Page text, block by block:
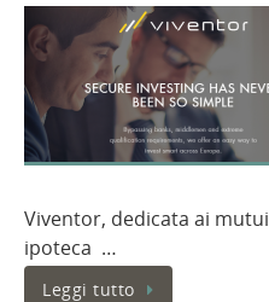
Viventor, dedicata ai
ipoteca …
Leggi tutto